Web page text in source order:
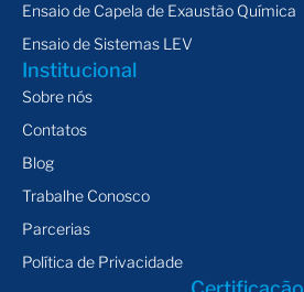
Ensaio de Capela de Exaustão Química
Ensaio de Sistemas LEV
Institucional
Sobre nós
Contatos
Blog
Trabalhe Conosco
Parcerias
Política de Privacidade